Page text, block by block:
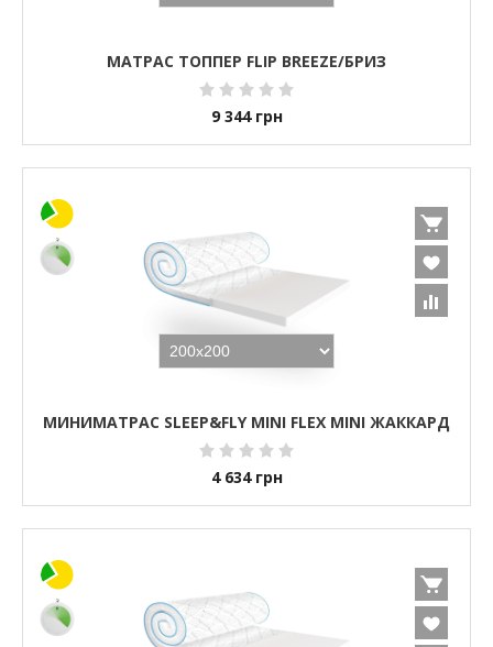
МАТРАС ТОППЕР FLIP BREEZE/БРИЗ
9 344 грн
МИНИМАТРАС SLEEP&FLY MINI FLEX MINI ЖАККАРД
4 634 грн